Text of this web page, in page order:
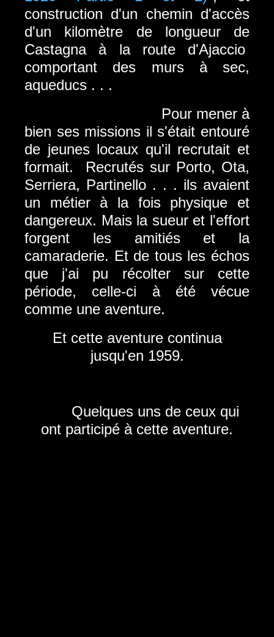
construction d'un chemin d'accès
d'un kilomètre de longueur de
Castagna à la route d'Ajaccio
comportant des murs à sec,
aqueducs . . .
Pour mener à
bien ses missions il s'était entouré
de jeunes locaux qu'il recrutait et
formait. Recrutés sur Porto, Ota,
Serriera, Partinello . . . ils avaient
un métier à la fois physique et
dangereux. Mais la sueur et l'effort
forgent les amitiés et la
camaraderie. Et de tous les échos
que j'ai pu récolter sur cette
période, celle-ci à été vécue
comme une aventure.
Et cette aventure continua
jusqu'en 1959.
Quelques uns de ceux qui
ont participé à cette aventure.